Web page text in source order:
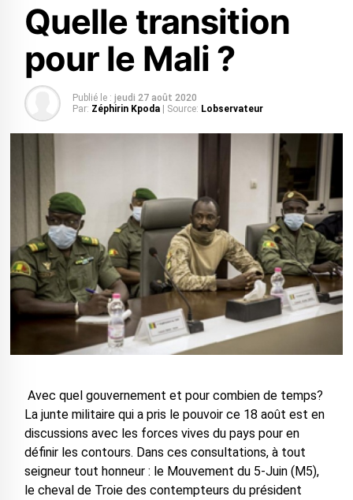
Quelle transition
pour le Mali ?
Publié le : jeudi 27 août 2020
Par: Zéphirin Kpoda | Source: Lobservateur
Avec quel gouvernement et pour combien de temps?
La junte militaire qui a pris le pouvoir ce 18 août est en
discussions avec les forces vives du pays pour en
définir les contours. Dans ces consultations, à tout
seigneur tout honneur : le Mouvement du 5-Juin (M5),
le cheval de Troie des contempteurs du président